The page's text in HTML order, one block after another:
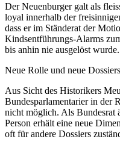
Der Neuenburger galt als
loyal innerhalb der
dass er im Ständerat der
Kindsentführungs-Alarms
bis anhin nie ausgelöst wurde.
Neue Rolle und neue Dossiers
Aus Sicht des Historikers
Bundesparlamentarier in der
nicht möglich. Als Bundesrat
Person erhält eine neue
oft für andere Dossiers